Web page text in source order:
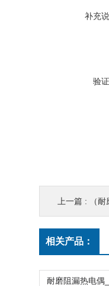
补充
验
上一篇 : （耐磨
相关产品：